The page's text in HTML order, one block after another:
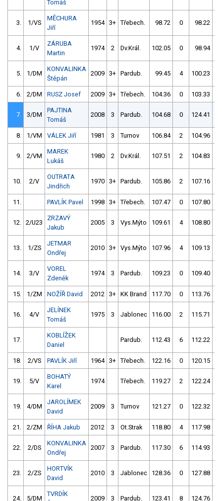
Tomáš
3. 1/VS
MĚCHURA
Jiří
1954 3+ Třebech. 98.72 0 98.22
4. 1/V
ZÁRUBA
Martin
1974 2 Dv.Král. 102.05 0 98.94
5. 1/DM
KONVALINKA
Štěpán
2009 3+ Pardub. 99.45 4 100.23
6. 2/DM RUSZ Josef 2009 3+ Třebech. 104.36 0 103.33
7. 3/DM
PAJTINA
Tomáš
2008 3 Pardub. 104.68 0 124.41
8. 1/VM VÁLEK Jiří 1981 3 Turnov 106.84 2 104.96
9. 2/VM
MAREK
Lukáš
1980 2 Dv.Král. 107.51 2 104.83
10. 2/V
OUTRATA
Jindřich
1970 3+ Pardub. 105.86 2 107.16
11. PAVLÍK Pavel 1998 3+ Třebech. 107.47 0 107.80
12. 2/U23
ZRZAVÝ
Jakub
2005 3 Vys.Mýto 109.61 4 108.80
13. 1/ZS
JETMAR
Ondřej
2010 3+ Vys.Mýto 107.96 4 109.13
14. 3/V
VOREL
Zdeněk
1974 3 Pardub. 109.23 0 109.40
15. 1/ZM NOŽÍŘ David 2012 3+ KK Brand 117.70 0 113.76
16. 4/V
JELÍNEK
Tomáš
1975 3 Jablonec 116.00 2 115.71
17.
KOBLÍŽEK
Daniel
Pardub. 112.43 6 112.22
18. 2/VS PAVLÍK Jiří 1964 3+ Třebech. 122.16 0 120.15
19. 5/V
BOHATÝ
Karel
1974 Třebech. 119.27 2 122.24
19. 4/DM
JAROLÍMEK
David
2009 3 Turnov 121.27 0 122.32
21. 2/ZM ŘÍHA Jakub 2012 3 Ot.Strak 118.80 4 117.98
22. 2/DS
KONVALINKA
Ondřej
2007 3 Pardub. 117.30 6 114.93
23. 2/ZS
HORTVÍK
David
2010 3 Jablonec 128.36 0 127.88
24. 5/DM
TVRDÍK
2009 3 Pardub. 123.41 8 124.76